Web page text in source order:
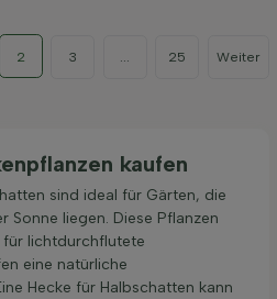
2 3 25 Weiter
kaufen
sind ideal für Gärten, die
Sonne liegen. Diese Pflanzen
für lichtdurchflutete
eine natürliche
Hecke für Halbschatten kann